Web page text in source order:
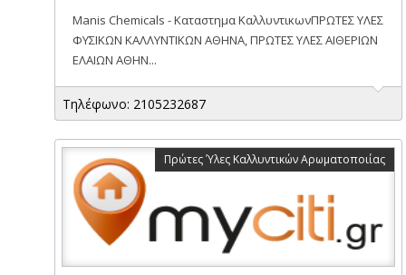
Manis Chemicals - Καταστημα ΚαλλυντικωνΠΡΩΤΕΣ ΥΛΕΣ
ΦΥΣΙΚΩΝ ΚΑΛΛΥΝΤΙΚΩΝ ΑΘΗΝΑ, ΠΡΩΤΕΣ ΥΛΕΣ ΑΙΘΕΡΙΩΝ
ΕΛΑΙΩΝ ΑΘΗΝ...
Τηλέφωνο: 2105232687
Πρώτες Ύλες Καλλυντικών Αρωματοποιίας